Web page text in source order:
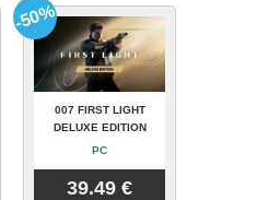
007 FIRST LIGHT
DELUXE EDITION
PC
39.49 €
-50%